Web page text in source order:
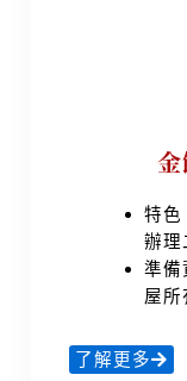
特色
辦理
準備
屋所
了解更多